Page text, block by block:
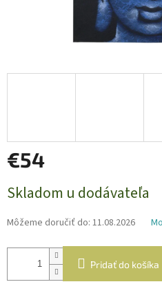
€54
cena:
Skladom u dodávateľa
Môžeme doručiť do: 11.08.2026
Pridať do košíka